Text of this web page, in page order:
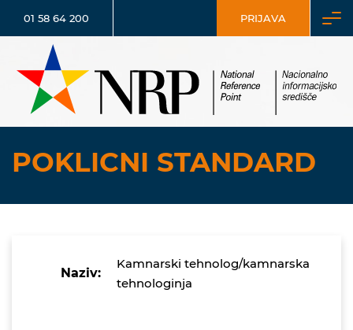
01 58 64 200 PRIJAVA
POKLICNI STANDARD
Naziv:
Kamnarski tehnolog/kamnarska
tehnologinja